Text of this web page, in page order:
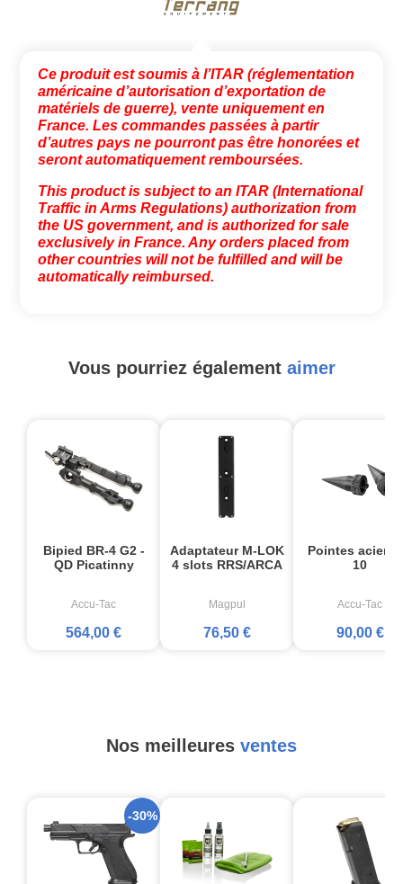
Ce produit est soumis à l’ITAR (réglementation
américaine d’autorisation d’exportation de
matériels de guerre), vente uniquement en
France. Les commandes passées à partir
d’autres pays ne pourront pas être honorées et
seront automatiquement remboursées.
This product is subject to an ITAR (International
Traffic in Arms Regulations) authorization from
the US government, and is authorized for sale
exclusively in France. Any orders placed from
other countries will not be fulfilled and will be
automatically reimbursed.
Vous pourriez également aimer
Bipied BR-4 G2 -
QD Picatinny
Accu-Tac
564,00 €
Adaptateur M-LOK
4 slots RRS/ARCA
Magpul
76,50 €
Pointes acier
10
Accu-Tac
90,00 €
Nos meilleures ventes
-30%